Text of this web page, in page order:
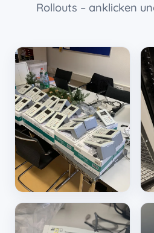
Rollouts – anklicken